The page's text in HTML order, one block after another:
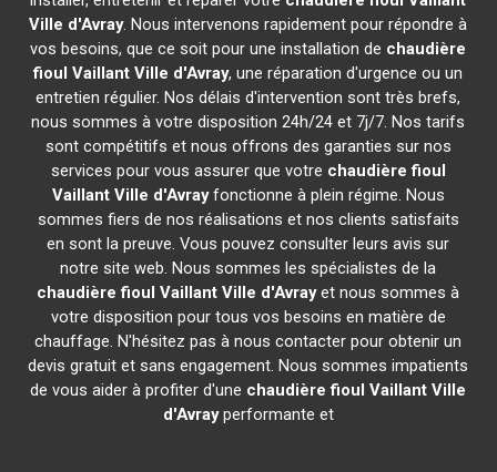
Ville d'Avray. Nous intervenons rapidement pour répondre à
vos besoins, que ce soit pour une installation de chaudière
fioul Vaillant Ville d'Avray, une réparation d'urgence ou un
entretien régulier. Nos délais d'intervention sont très brefs,
nous sommes à votre disposition 24h/24 et 7j/7. Nos tarifs
sont compétitifs et nous offrons des garanties sur nos
services pour vous assurer que votre chaudière fioul
Vaillant Ville d'Avrayfonctionne à plein régime. Nous
sommes fiers de nos réalisations et nos clients satisfaits
en sont la preuve. Vous pouvez consulter leurs avis sur
notre site web. Nous sommes les spécialistes de la
chaudière fioul Vaillant Ville d'Avrayet nous sommes à
votre disposition pour tous vos besoins en matière de
chauffage. N'hésitez pas à nous contacter pour obtenir un
devis gratuit et sans engagement. Nous sommes impatients
de vous aider à profiter d'une chaudière fioul Vaillant Ville
d'Avrayperformante et